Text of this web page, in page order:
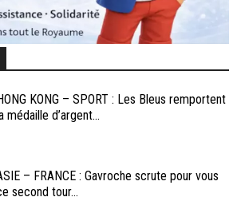
KONG – SPORT : Les Bleus remportent
médaille d’argent...
– FRANCE : Gavroche scrute pour vous
second tour...